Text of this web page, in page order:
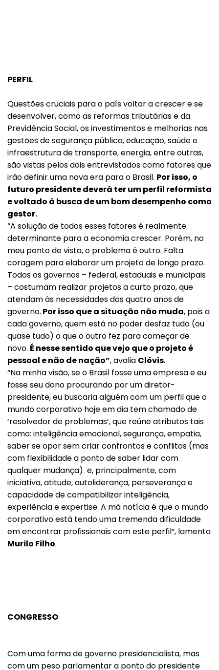
Voltar
PERFIL
Questões cruciais para o país voltar a crescer e se
desenvolver, como as reformas tributárias e da
Previdência Social, os investimentos e melhorias nas
gestões de segurança pública, educação, saúde e
infraestrutura de transporte, energia, entre outras,
são vistas pelos dois entrevistados como fatores que
irão definir uma nova era para o Brasil. Por isso, o
futuro presidente deverá ter um perfil reformista
e voltado à busca de um bom desempenho como
gestor.
“A solução de todos esses fatores é realmente
determinante para a economia crescer. Porém, no
meu ponto de vista, o problema é outro. Falta
coragem para elaborar um projeto de longo prazo.
Todos os governos – federal, estaduais e municipais
– costumam realizar projetos a curto prazo, que
atendam às necessidades dos quatro anos de
governo. Por isso que a situação não muda, pois a
cada governo, quem está no poder desfaz tudo (ou
quase tudo) o que o outro fez para começar de
novo. É nesse sentido que vejo que o projeto é
pessoal e não de nação”, avalia Clóvis.
“Na minha visão, se o Brasil fosse uma empresa e eu
fosse seu dono procurando por um diretor-
presidente, eu buscaria alguém com um perfil que o
mundo corporativo hoje em dia tem chamado de
‘resolvedor de problemas’, que reúne atributos tais
como: inteligência emocional, segurança, empatia,
saber se opor sem criar confrontos e conflitos (mas
com flexibilidade a ponto de saber lidar com
qualquer mudança) e, principalmente, com
iniciativa, atitude, autoliderança, perseverança e
capacidade de compatibilizar inteligência,
experiência e expertise. A má notícia é que o mundo
corporativo está tendo uma tremenda dificuldade
em encontrar profissionais com este perfil”, lamenta
Murilo Filho.
CONGRESSO
Com uma forma de governo presidencialista, mas
com um peso parlamentar a ponto do presidente